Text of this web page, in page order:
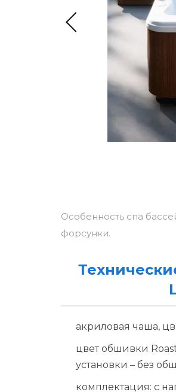
Особенность спа
форсунки.
акриловая чаша,
цвет обшивки
установки – без
комплектация: с